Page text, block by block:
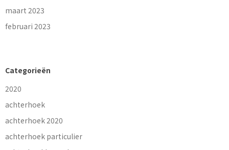
maart 2023
februari 2023
Categorieën
2020
achterhoek
achterhoek 2020
achterhoek particulier